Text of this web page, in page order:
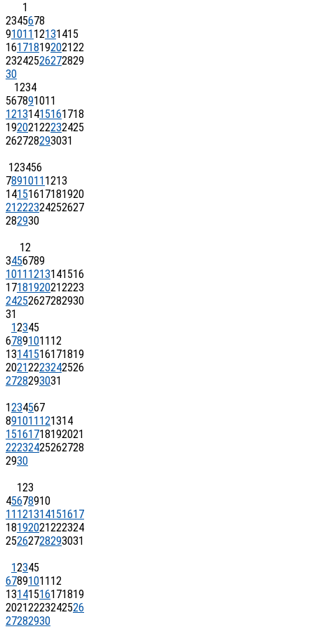
1
2345678
91011 12131415
16171819202122
23242526272829
30
1234
567891011
12131415161718
19202122232425
262728293031
123456
7891011 1213
14151617181920
21222324252627
282930
12
3456789
1011 1213141516
17181920212223
24252627282930
31
12345
67891011 12
13141516171819
20212223242526
2728293031
1234567
891011 121314
15161718192021
22232425262728
2930
123
45678910
11 121314151617
18192021222324
25262728293031
12345
67891011 12
13141516171819
20212223242526
27282930